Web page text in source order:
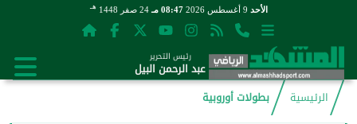
الأحد 08:47 مـ 24 صفر 1448 هـ
رئيس التحرير
عبد الرحمن البيل
الرئيسية
بطولات أوروبية